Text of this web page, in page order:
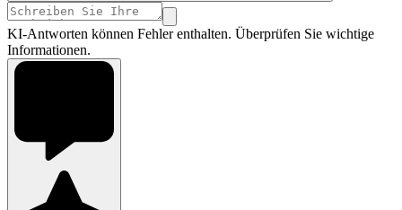
KI-Antworten können Fehler enthalten. Überprüfen Sie wichtige
Informationen.